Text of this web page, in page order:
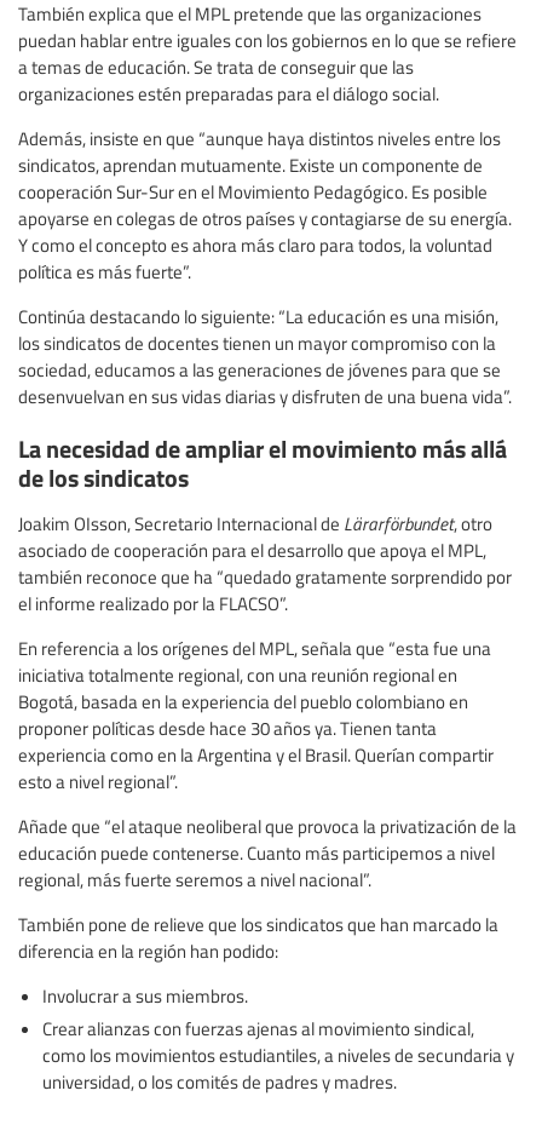
También explica que el MPL pretende que las organizaciones
puedan hablar entre iguales con los gobiernos en lo que se refiere
a temas de educación. Se trata de conseguir que las
organizaciones estén preparadas para el diálogo social.
Además, insiste en que “aunque haya distintos niveles entre los
sindicatos, aprendan mutuamente. Existe un componente de
cooperación Sur-Sur en el Movimiento Pedagógico. Es posible
apoyarse en colegas de otros países y contagiarse de su energía.
Y como el concepto es ahora más claro para todos, la voluntad
política es más fuerte”.
Continúa destacando lo siguiente: “La educación es una misión,
los sindicatos de docentes tienen un mayor compromiso con la
sociedad, educamos a las generaciones de jóvenes para que se
desenvuelvan en sus vidas diarias y disfruten de una buena vida”.
La necesidad de ampliar el movimiento más allá
de los sindicatos
Joakim OIsson, Secretario Internacional de Lärarförbundet, otro
asociado de cooperación para el desarrollo que apoya el MPL,
también reconoce que ha “quedado gratamente sorprendido por
el informe realizado por la FLACSO”.
En referencia a los orígenes del MPL, señala que “esta fue una
iniciativa totalmente regional, con una reunión regional en
Bogotá, basada en la experiencia del pueblo colombiano en
proponer políticas desde hace 30 años ya. Tienen tanta
experiencia como en la Argentina y el Brasil. Querían compartir
esto a nivel regional”.
Añade que “el ataque neoliberal que provoca la privatización de la
educación puede contenerse. Cuanto más participemos a nivel
regional, más fuerte seremos a nivel nacional”.
También pone de relieve que los sindicatos que han marcado la
diferencia en la región han podido:
Involucrar a sus miembros.
Crear alianzas con fuerzas ajenas al movimiento sindical,
como los movimientos estudiantiles, a niveles de secundaria y
universidad, o los comités de padres y madres.